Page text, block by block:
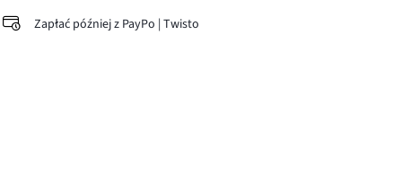
Zapłać później z PayPo | Twisto